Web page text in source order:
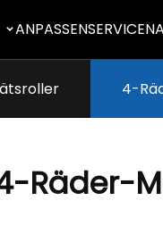
ANPASSENSERVICE
4-
Räder-